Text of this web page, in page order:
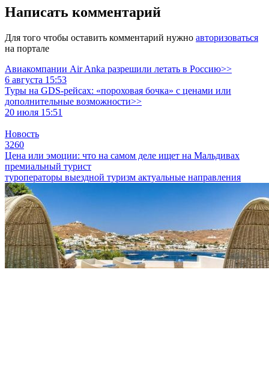
Написать комментарий
Для того чтобы оставить комментарий нужно авторизоваться
на портале
Авиакомпании Air Anka разрешили летать в Россию>>
6 августа 15:53
Туры на GDS-рейсах: «пороховая бочка» с ценами или
дополнительные возможности>>
20 июля 15:51
Новость
3260
Цена или эмоции: что на самом деле ищет на Мальдивах
премиальный турист
туроператоры выездной туризм актуальные направления